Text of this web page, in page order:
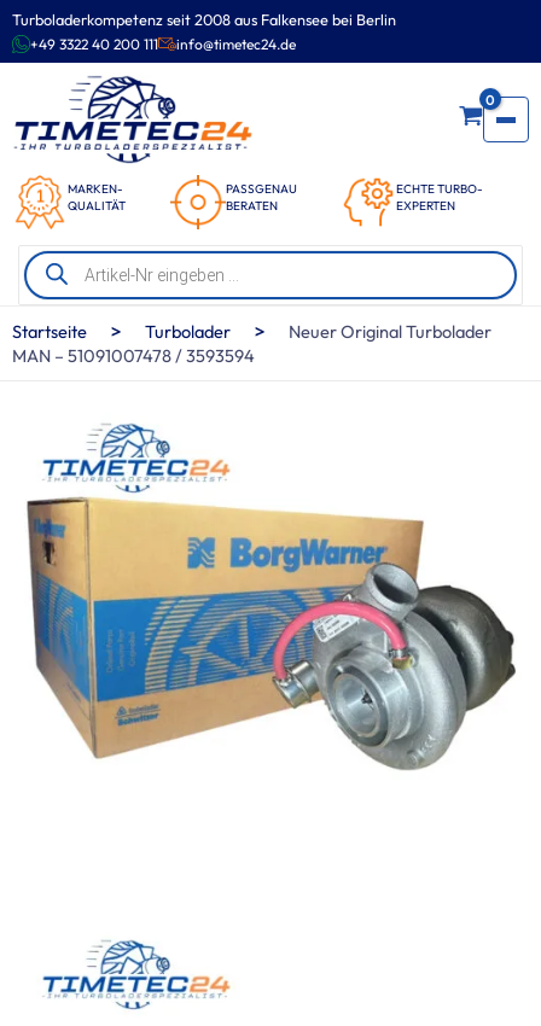
Turboladerkompetenz seit 2008 aus Falkensee bei Berlin
+49 3322 40 200 111 info@timetec24.de
MARKEN-
QUALITÄT
PASSGENAU
BERATEN
ECHTE TURBO-
EXPERTEN
0
Products
search
Zum
Inhalt
springen
Startseite > Turbolader >
Neuer Original Turbolader
MAN – 51091007478 / 3593594